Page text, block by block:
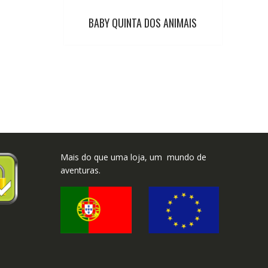
BABY QUINTA DOS ANIMAIS
Mais do que uma loja, um mundo de
aventuras.